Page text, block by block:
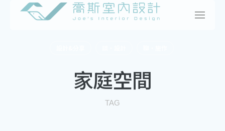
家庭空間
TAG